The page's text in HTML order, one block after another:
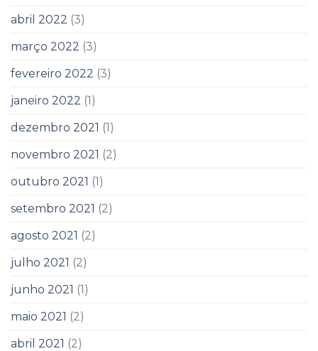
abril 2022 (3)
março 2022 (3)
fevereiro 2022 (3)
janeiro 2022 (1)
dezembro 2021 (1)
novembro 2021 (2)
outubro 2021 (1)
setembro 2021 (2)
agosto 2021 (2)
julho 2021 (2)
junho 2021 (1)
maio 2021 (2)
abril 2021 (2)